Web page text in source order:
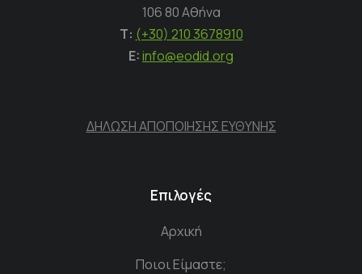
106 80 Αθήνα
Τ: (+30) 210 3678910
E:info@eodid.org
ΔΗΛΩΣΗ ΑΠΟΠΟΙΗΣΗΣ ΕΥΘΥΝΗΣ
Επιλογές
Αρχική
Ποιοι Είμαστε;